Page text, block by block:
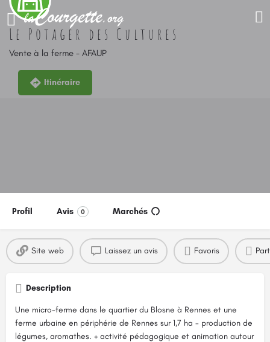
Le Potager des Cultures
Vente à la ferme - AFAUP
Itinéraire
Profil Avis 0 Marchés
Site web Laissez un avis Favoris
Description
Une micro-ferme dans le quartier du Blosne à Rennes et une
ferme urbaine en périphérie de Rennes sur 1,7 ha - production de
légumes, aromathes. + activité pédagogique et animation autour